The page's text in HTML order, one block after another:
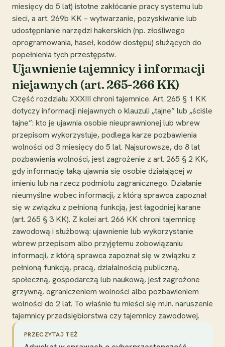
miesięcy do 5 lat) istotne zakłócanie pracy systemu lub
sieci, a art. 269b KK – wytwarzanie, pozyskiwanie lub
udostępnianie narzędzi hakerskich (np. złośliwego
oprogramowania, haseł, kodów dostępu) służących do
popełnienia tych przestępstw.
Ujawnienie tajemnicy i informacji
niejawnych (art. 265-266 KK)
Część rozdziału XXXIII chroni tajemnice. Art. 265 § 1 KK
dotyczy informacji niejawnych o klauzuli „tajne” lub „ściśle
tajne”: kto je ujawnia osobie nieuprawnionej lub wbrew
przepisom wykorzystuje, podlega karze pozbawienia
wolności od 3 miesięcy do 5 lat. Najsurowsze, do 8 lat
pozbawienia wolności, jest zagrożenie z art. 265 § 2 KK,
gdy informację taką ujawnia się osobie działającej w
imieniu lub na rzecz podmiotu zagranicznego. Działanie
nieumyślne wobec informacji, z którą sprawca zapoznał
się w związku z pełnioną funkcją, jest łagodniej karane
(art. 265 § 3 KK). Z kolei art. 266 KK chroni tajemnicę
zawodową i służbową: ujawnienie lub wykorzystanie
wbrew przepisom albo przyjętemu zobowiązaniu
informacji, z którą sprawca zapoznał się w związku z
pełnioną funkcją, pracą, działalnością publiczną,
społeczną, gospodarczą lub naukową, jest zagrożone
grzywną, ograniczeniem wolności albo pozbawieniem
wolności do 2 lat. To właśnie tu mieści się m.in. naruszenie
tajemnicy przedsiębiorstwa czy tajemnicy zawodowej.
PRZECZYTAJ TEŻ